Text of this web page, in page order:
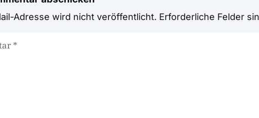
Adresse wird nicht veröffentlicht. Erforderliche Felder